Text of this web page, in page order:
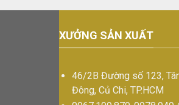
XƯỞNG SẢN XUẤT
46/2B Đường số 123,
Đông, Củ Chi, TP.HCM